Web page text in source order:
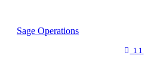
Sage Operations
11